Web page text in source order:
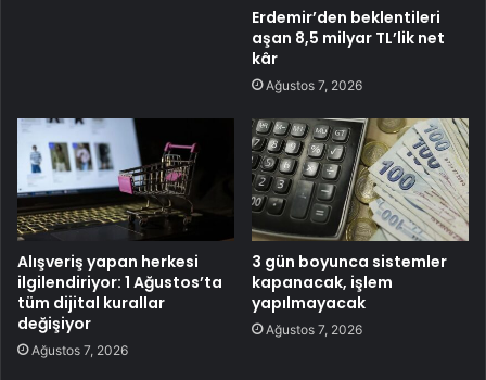
Erdemir’den beklentileri
aşan 8,5 milyar TL’lik net
kâr
Ağustos 7, 2026
Alışveriş yapan herkesi
ilgilendiriyor: 1 Ağustos’ta
tüm dijital kurallar
değişiyor
Ağustos 7, 2026
3 gün boyunca sistemler
kapanacak, işlem
yapılmayacak
Ağustos 7, 2026